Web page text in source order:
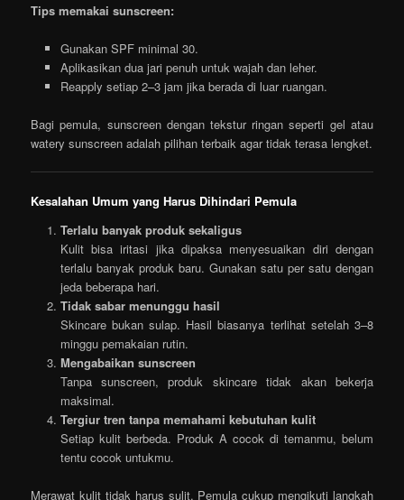
Tips memakai sunscreen:
Gunakan SPF minimal 30.
Aplikasikan dua jari penuh untuk wajah dan leher.
Reapply setiap 2–3 jam jika berada di luar ruangan.
Bagi pemula, sunscreen dengan tekstur ringan seperti gel atau
watery sunscreen adalah pilihan terbaik agar tidak terasa lengket.
Kesalahan Umum yang Harus Dihindari Pemula
Terlalu banyak produk sekaligus
Kulit bisa iritasi jika dipaksa menyesuaikan diri dengan
terlalu banyak produk baru. Gunakan satu per satu dengan
jeda beberapa hari.
Tidak sabar menunggu hasil
Skincare bukan sulap. Hasil biasanya terlihat setelah 3–8
minggu pemakaian rutin.
Mengabaikan sunscreen
Tanpa sunscreen, produk skincare tidak akan bekerja
maksimal.
Tergiur tren tanpa memahami kebutuhan kulit
Setiap kulit berbeda. Produk A cocok di temanmu, belum
tentu cocok untukmu.
Merawat kulit tidak harus sulit. Pemula cukup mengikuti langkah